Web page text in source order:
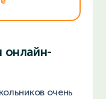
онлайн-
очень